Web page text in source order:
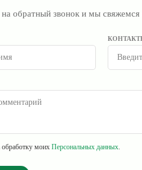
на обратный звонок и мы
обработку моих Персональных данных.